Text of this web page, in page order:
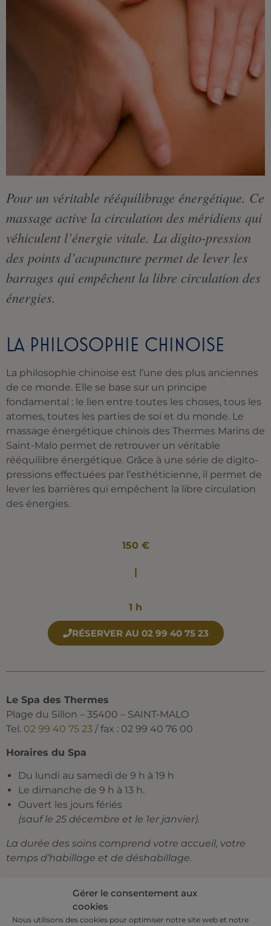
Gérer le consentement aux
cookies
Nous utilisons des cookies pour optimiser notre site web et notre
Pour un véritable rééquilibrage énergétique. Ce
massage active la circulation des méridiens qui
véhiculent l’énergie vitale. La digito-pression
des points d’acupuncture permet de lever les
barrages qui empêchent la libre circulation des
énergies.
LA PHILOSOPHIE CHINOISE
La philosophie chinoise est l’une des plus anciennes
de ce monde. Elle se base sur un principe
fondamental : le lien entre toutes les choses, tous les
atomes, toutes les parties de soi et du monde. Le
massage énergétique chinois des Thermes Marins de
Saint-Malo permet de retrouver un véritable
rééquilibre énergétique. Grâce à une série de digito-
pressions effectuées par l’esthéticienne, il permet de
lever les barrières qui empêchent la libre circulation
des énergies.
150 €
|
1 h
RÉSERVER AU 02 99 40 75 23
Le Spa des Thermes
Plage du Sillon – 35400 – SAINT-MALO
Tel. 02 99 40 75 23 / fax : 02 99 40 76 00
Horaires du Spa
Du lundi au samedi de 9 h à 19 h
Le dimanche de 9 h à 13 h.
Ouvert les jours fériés
(sauf le 25 décembre et le 1er janvier).
La durée des soins comprend votre accueil, votre
temps d’habillage et de déshabillage.